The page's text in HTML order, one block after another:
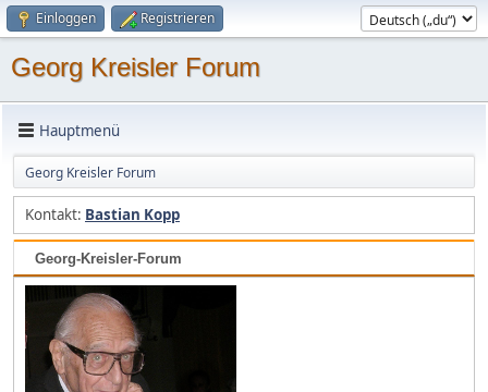
Einloggen Registrieren
Georg Kreisler Forum
Hauptmenü
Georg Kreisler Forum
Kontakt: Bastian Kopp
Georg-Kreisler-Forum